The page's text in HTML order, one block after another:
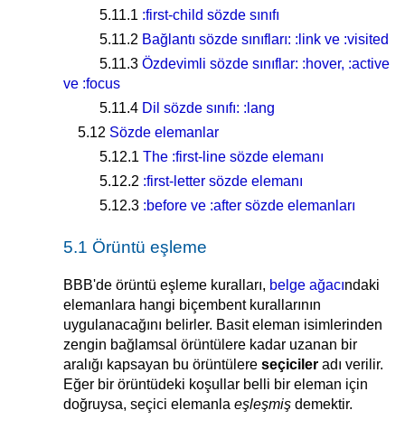
5.11.1 :first-child sözde sınıfı
5.11.2 Bağlantı sözde sınıfları: :link ve :visited
5.11.3 Özdevimli sözde sınıflar: :hover, :active
ve :focus
5.11.4 Dil sözde sınıfı: :lang
5.12 Sözde elemanlar
5.12.1 The :first-line sözde elemanı
5.12.2 :first-letter sözde elemanı
5.12.3 :before ve :after sözde elemanları
5.1 Örüntü eşleme
BBB'de örüntü eşleme kuralları, belge ağacındaki
elemanlara hangi biçembent kurallarının
uygulanacağını belirler. Basit eleman isimlerinden
zengin bağlamsal örüntülere kadar uzanan bir
aralığı kapsayan bu örüntülere seçiciler adı verilir.
Eğer bir örüntüdeki koşullar belli bir eleman için
doğruysa, seçici elemanla eşleşmiş demektir.